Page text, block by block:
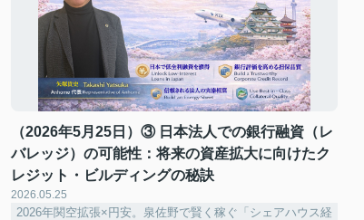
（2026年5月25日）③ 日本法人での銀行融資（レ
バレッジ）の可能性：将来の資産拡大に向けたク
レジット・ビルディングの秘訣
2026.05.25
2026年関空拡張×円安。泉佐野で賢く稼ぐ「シェアハウス経